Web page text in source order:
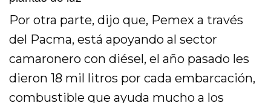
Por otra parte, dijo que, Pemex a través
del Pacma, está apoyando al sector
camaronero con diésel, el año pasado les
dieron 18 mil litros por cada embarcación,
combustible que ayuda mucho a los